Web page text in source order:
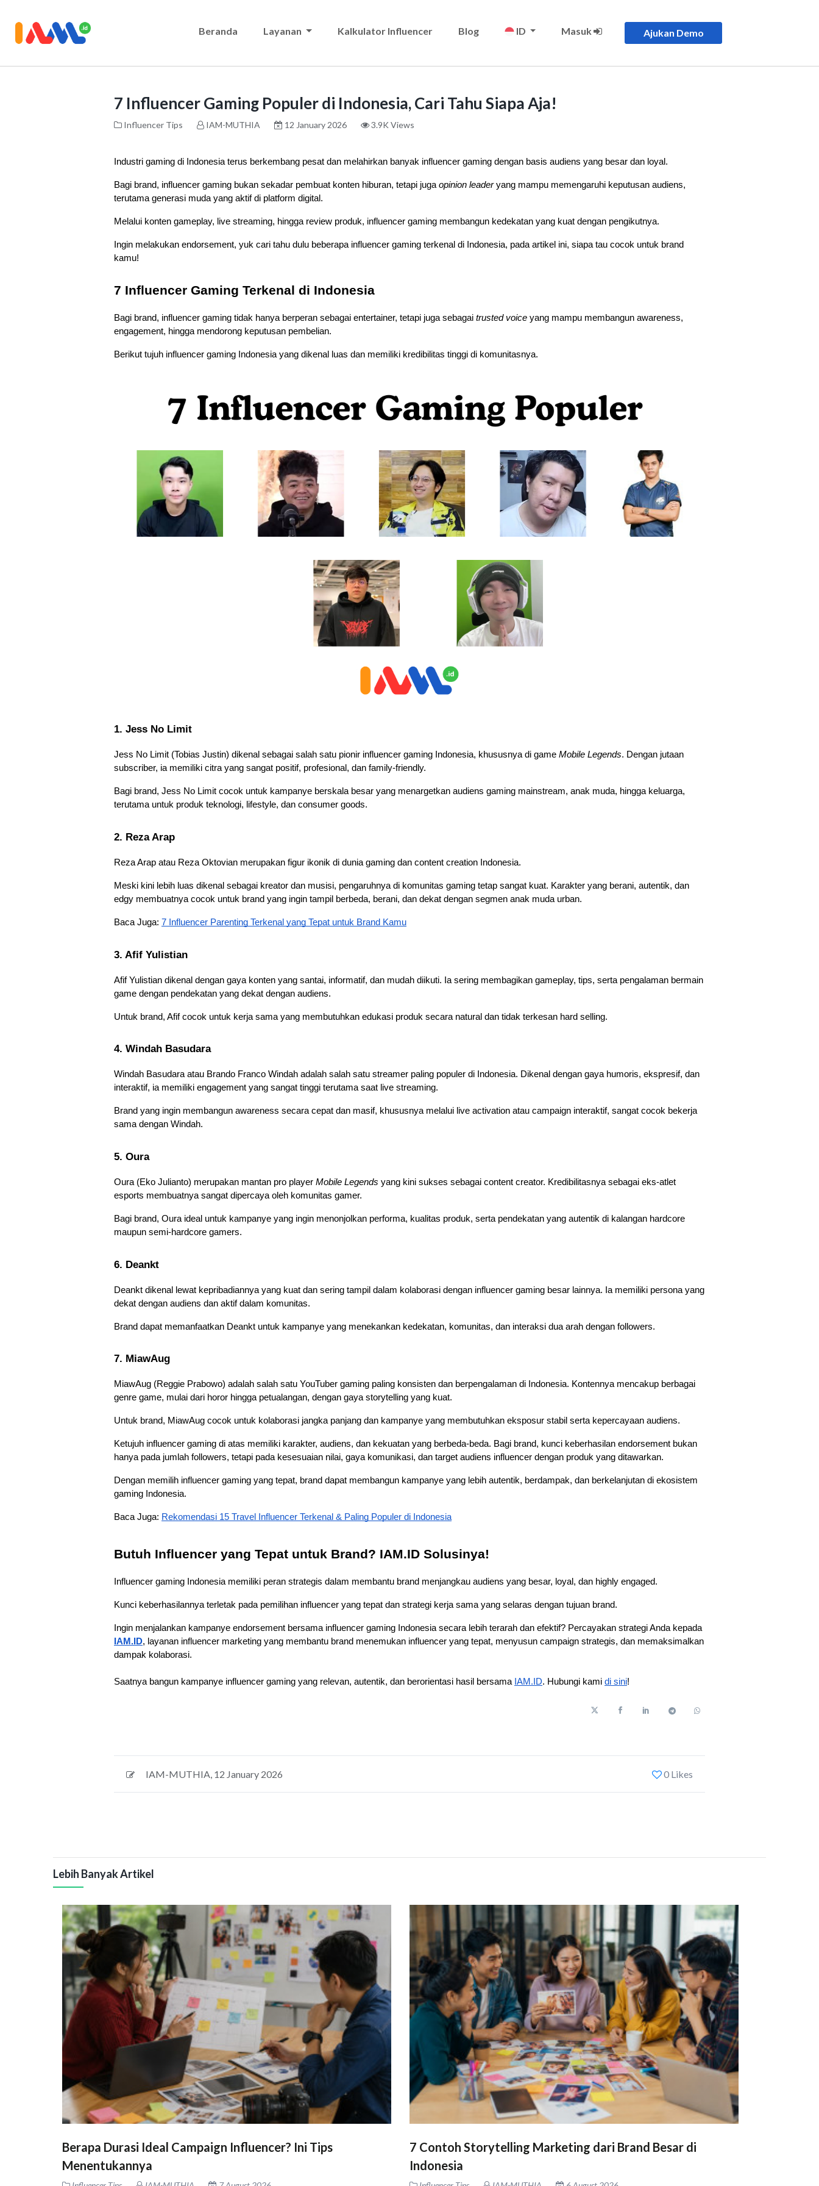
Beranda Layanan Kalkulator Influencer Blog ID Masuk Ajukan Demo
7 Influencer Gaming Populer di Indonesia, Cari Tahu Siapa Aja!
Influencer Tips IAM-MUTHIA 12 January 2026 3.9K Views
Industri gaming di Indonesia terus berkembang pesat dan melahirkan banyak influencer gaming dengan basis audiens yang besar dan loyal.
Bagi brand, influencer gaming bukan sekadar pembuat konten hiburan, tetapi juga opinion leader yang mampu memengaruhi keputusan audiens,
terutama generasi muda yang aktif di platform digital.
Melalui konten gameplay, live streaming, hingga review produk, influencer gaming membangun kedekatan yang kuat dengan pengikutnya.
Ingin melakukan endorsement, yuk cari tahu dulu beberapa influencer gaming terkenal di Indonesia, pada artikel ini, siapa tau cocok untuk brand
kamu!
7 Influencer Gaming Terkenal di Indonesia
Bagi brand, influencer gaming tidak hanya berperan sebagai entertainer, tetapi juga sebagai trusted voice yang mampu membangun awareness,
engagement, hingga mendorong keputusan pembelian.
Berikut tujuh influencer gaming Indonesia yang dikenal luas dan memiliki kredibilitas tinggi di komunitasnya.
1. Jess No Limit
Jess No Limit (Tobias Justin) dikenal sebagai salah satu pionir influencer gaming Indonesia, khususnya di game Mobile Legends. Dengan jutaan
subscriber, ia memiliki citra yang sangat positif, profesional, dan family-friendly.
Bagi brand, Jess No Limit cocok untuk kampanye berskala besar yang menargetkan audiens gaming mainstream, anak muda, hingga keluarga,
terutama untuk produk teknologi, lifestyle, dan consumer goods.
2. Reza Arap
Reza Arap atau Reza Oktovian merupakan figur ikonik di dunia gaming dan content creation Indonesia.
Meski kini lebih luas dikenal sebagai kreator dan musisi, pengaruhnya di komunitas gaming tetap sangat kuat. Karakter yang berani, autentik, dan
edgy membuatnya cocok untuk brand yang ingin tampil berbeda, berani, dan dekat dengan segmen anak muda urban.
Baca Juga: 7 Influencer Parenting Terkenal yang Tepat untuk Brand Kamu
3. Afif Yulistian
Afif Yulistian dikenal dengan gaya konten yang santai, informatif, dan mudah diikuti. Ia sering membagikan gameplay, tips, serta pengalaman bermain
game dengan pendekatan yang dekat dengan audiens.
Untuk brand, Afif cocok untuk kerja sama yang membutuhkan edukasi produk secara natural dan tidak terkesan hard selling.
4. Windah Basudara
Windah Basudara atau Brando Franco Windah adalah salah satu streamer paling populer di Indonesia. Dikenal dengan gaya humoris, ekspresif, dan
interaktif, ia memiliki engagement yang sangat tinggi terutama saat live streaming.
Brand yang ingin membangun awareness secara cepat dan masif, khususnya melalui live activation atau campaign interaktif, sangat cocok bekerja
sama dengan Windah.
5. Oura
Oura (Eko Julianto) merupakan mantan pro player Mobile Legends yang kini sukses sebagai content creator. Kredibilitasnya sebagai eks-atlet
esports membuatnya sangat dipercaya oleh komunitas gamer.
Bagi brand, Oura ideal untuk kampanye yang ingin menonjolkan performa, kualitas produk, serta pendekatan yang autentik di kalangan hardcore
maupun semi-hardcore gamers.
6. Deankt
Deankt dikenal lewat kepribadiannya yang kuat dan sering tampil dalam kolaborasi dengan influencer gaming besar lainnya. Ia memiliki persona yang
dekat dengan audiens dan aktif dalam komunitas.
Brand dapat memanfaatkan Deankt untuk kampanye yang menekankan kedekatan, komunitas, dan interaksi dua arah dengan followers.
7. MiawAug
MiawAug (Reggie Prabowo) adalah salah satu YouTuber gaming paling konsisten dan berpengalaman di Indonesia. Kontennya mencakup berbagai
genre game, mulai dari horor hingga petualangan, dengan gaya storytelling yang kuat.
Untuk brand, MiawAug cocok untuk kolaborasi jangka panjang dan kampanye yang membutuhkan eksposur stabil serta kepercayaan audiens.
Ketujuh influencer gaming di atas memiliki karakter, audiens, dan kekuatan yang berbeda-beda. Bagi brand, kunci keberhasilan endorsement bukan
hanya pada jumlah followers, tetapi pada kesesuaian nilai, gaya komunikasi, dan target audiens influencer dengan produk yang ditawarkan.
Dengan memilih influencer gaming yang tepat, brand dapat membangun kampanye yang lebih autentik, berdampak, dan berkelanjutan di ekosistem
gaming Indonesia.
Baca Juga: Rekomendasi 15 Travel Influencer Terkenal & Paling Populer di Indonesia
Butuh Influencer yang Tepat untuk Brand? IAM.ID Solusinya!
Influencer gaming Indonesia memiliki peran strategis dalam membantu brand menjangkau audiens yang besar, loyal, dan highly engaged.
Kunci keberhasilannya terletak pada pemilihan influencer yang tepat dan strategi kerja sama yang selaras dengan tujuan brand.
Ingin menjalankan kampanye endorsement bersama influencer gaming Indonesia secara lebih terarah dan efektif? Percayakan strategi Anda kepada
IAM.ID, layanan influencer marketing yang membantu brand menemukan influencer yang tepat, menyusun campaign strategis, dan memaksimalkan
dampak kolaborasi.
Saatnya bangun kampanye influencer gaming yang relevan, autentik, dan berorientasi hasil bersama IAM.ID. Hubungi kami di sini!
IAM-MUTHIA, 12 January 2026 0 Likes
Lebih Banyak Artikel
Berapa Durasi Ideal Campaign Influencer? Ini Tips
Menentukannya
7 Contoh Storytelling Marketing dari Brand Besar di
Indonesia